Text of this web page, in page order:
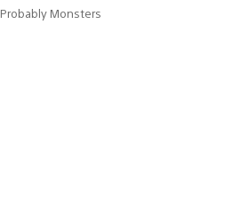
Monsters